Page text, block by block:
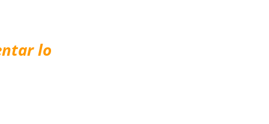
lo